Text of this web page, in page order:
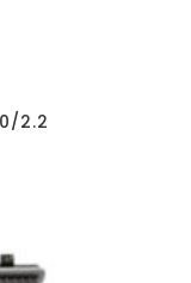
2.2